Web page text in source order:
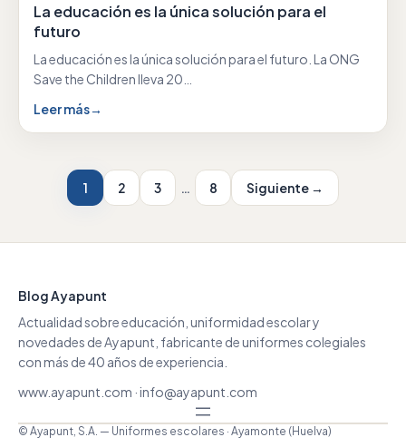
La educación es la única solución para el
futuro
La educación es la única solución para el futuro. La ONG
Save the Children lleva 20…
Leer más→
1 2 3 8 Siguiente →
Blog Ayapunt
Actualidad sobre educación, uniformidad escolar y
novedades de Ayapunt, fabricante de uniformes colegiales
con más de 40 años de experiencia.
www.ayapunt.com ·info@ayapunt.com
© Ayapunt, S.A. — Uniformes escolares · Ayamonte (Huelva)